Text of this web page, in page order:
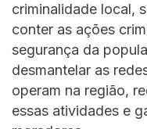
criminalidade local,
conter as ações
segurança da
desmantelar as
operam na região,
essas atividades e